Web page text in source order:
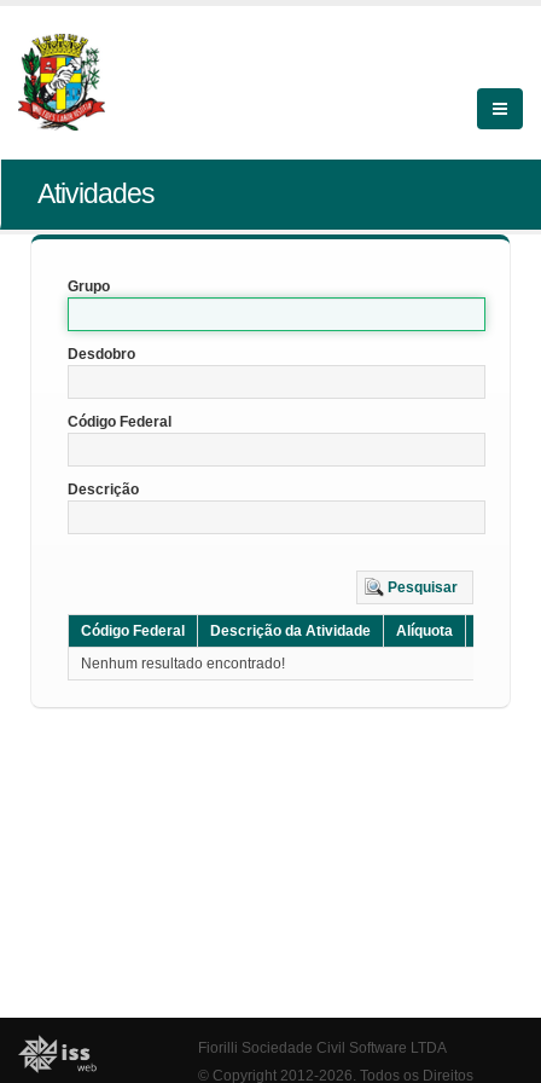
Atividades
Grupo
Desdobro
Código Federal
Descrição
Pesquisar
Código Federal Descrição da Atividade Alíquota
Nenhum resultado encontrado!
Fiorilli Sociedade Civil Software LTDA
© Copyright 2012-2026. Todos os Direitos